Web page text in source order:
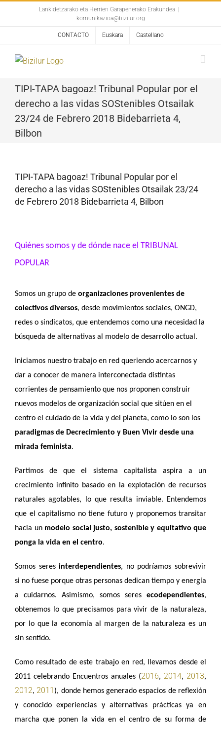
Lankidetzarako eta Herrien Garapenerako Erakundea
komunikazioa@bizilur.org
CONTACTO Euskara Castellano
TIPI-TAPA bagoaz! Tribunal Popular por el
derecho a las vidas SOStenibles Otsailak
23/24 de Febrero 2018 Bidebarrieta 4,
Bilbon
TIPI-TAPA bagoaz! Tribunal Popular por el
derecho a las vidas SOStenibles Otsailak 23/24
de Febrero 2018 Bidebarrieta 4, Bilbon
imagen
Quiénes somos y de dónde nace el TRIBUNAL
POPULAR
Somos un grupo de organizaciones provenientes de
colectivos diversos, desde movimientos sociales, ONGD,
redes o sindicatos, que entendemos como una necesidad la
búsqueda de alternativas al modelo de desarrollo actual.
Iniciamos nuestro trabajo en red queriendo acercarnos y
dar a conocer de manera interconectada distintas
corrientes de pensamiento que nos proponen construir
nuevos modelos de organización social que sitúen en el
centro el cuidado de la vida y del planeta, como lo son los
paradigmas de Decrecimiento y Buen Vivir desde una
mirada feminista.
Partimos de que el sistema capitalista aspira a un
crecimiento infinito basado en la explotación de recursos
naturales agotables, lo que resulta inviable. Entendemos
que el capitalismo no tiene futuro y proponemos transitar
hacia un modelo social justo, sostenible y equitativo que
ponga la vida en el centro.
Somos seresinterdependientes, no podríamos sobrevivir
si no fuese porque otras personas dedican tiempo y energía
a cuidarnos. Asimismo, somos seres ecodependientes,
obtenemos lo que precisamos para vivir de la naturaleza,
por lo que la economía al margen de la naturaleza es un
sin sentido.
Como resultado de este trabajo en red, llevamos desde el
2011 celebrando Encuentros anuales (2016, 2014, 2013,
2012, 2011 ), donde hemos generado espacios de reflexión
y conocido experiencias y alternativas prácticas ya en
marcha que ponen la vida en el centro de su forma de